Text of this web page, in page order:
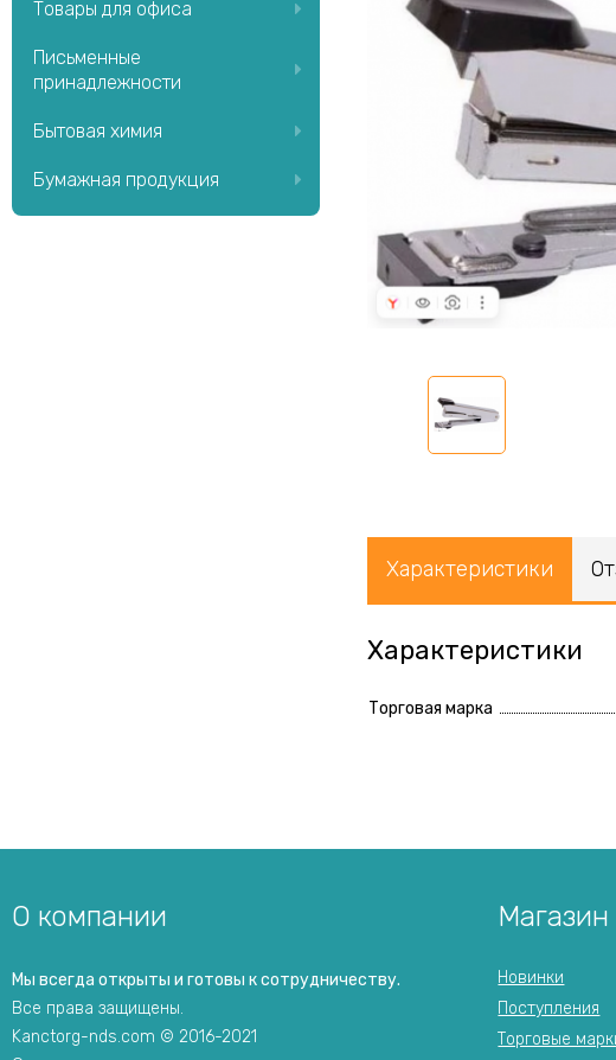
Характеристики
Характеристики
Торговая марка
Товары для офиса
Письменные
принадлежности
Бытовая химия
Бумажная продукция
О компании
Мы всегда открыты и готовы к сотрудничеству.
Все права защищены.
Kanctorg-nds.com © 2016-2021
Магазин
Новинки
Поступления
Торговые